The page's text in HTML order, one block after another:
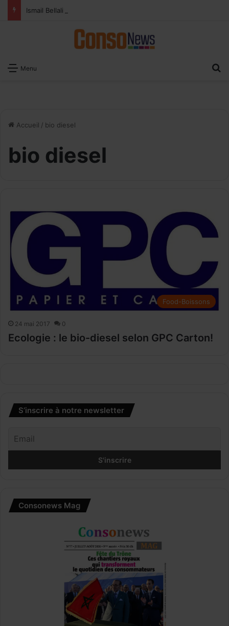
Menu
Accueil / bio diesel
bio diesel
Food-Boissons
24 mai 2017 0
Ecologie : le bio-diesel selon GPC Carton!
S’inscrire à notre newsletter
Consonews Mag